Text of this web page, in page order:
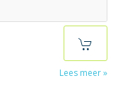
Lees meer »